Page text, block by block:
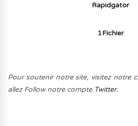
Rapidgator
1Fichier
Pour soutenir notre site, visitez notre
allez Follow notre compte Twitter.